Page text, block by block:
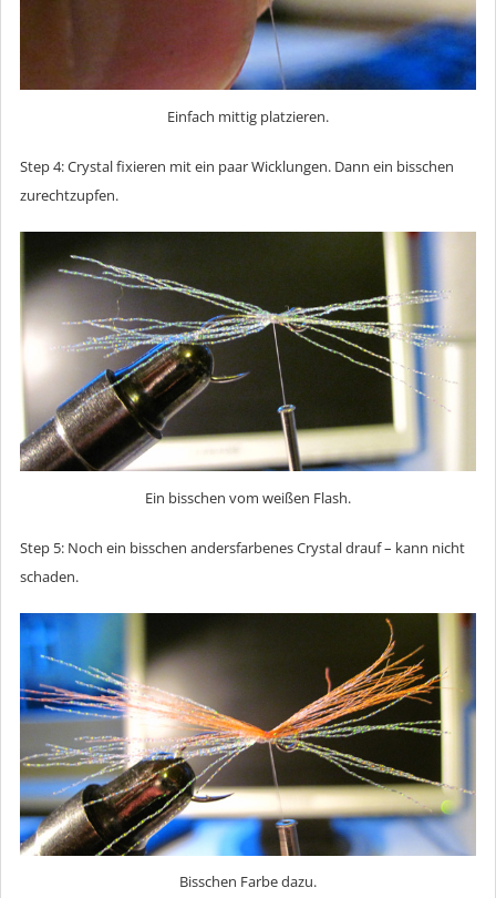
Einfach mittig platzieren.
Step 4: Crystal fixieren mit ein paar Wicklungen. Dann ein bisschen
zurechtzupfen.
Ein bisschen vom weißen Flash.
Step 5: Noch ein bisschen andersfarbenes Crystal drauf – kann nicht
schaden.
Bisschen Farbe dazu.